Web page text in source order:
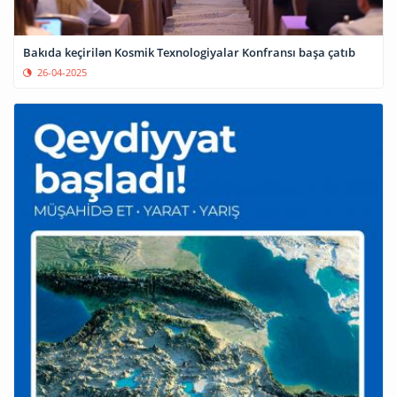
Bakıda keçirilən Kosmik Texnologiyalar Konfransı başa çatıb
26-04-2025